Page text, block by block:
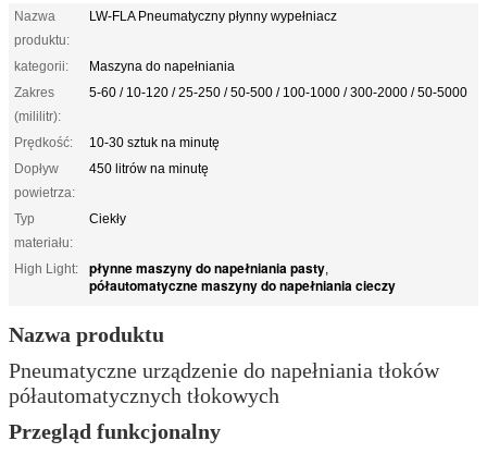
Nazwa
produktu:
LW-FLA Pneumatyczny płynny wypełniacz
kategorii:
Maszyna do napełniania
Zakres
(mililitr):
5-60 / 10-120 / 25-250 / 50-500 / 100-1000 / 300-2000 / 50-5000
Prędkość:
10-30 sztuk na minutę
Dopływ
powietrza:
450 litrów na minutę
Typ
materiału:
Ciekły
High Light: płynne maszyny do napełniania pasty,
półautomatyczne maszyny do napełniania cieczy
Nazwa produktu
⁠Pneumatyczne urządzenie do napełniania tłoków
półautomatycznych tłokowych
Przegląd funkcjonalny